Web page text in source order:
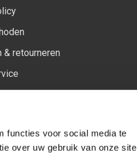
functies voor social media te
over uw gebruik van onze site
& retourneren